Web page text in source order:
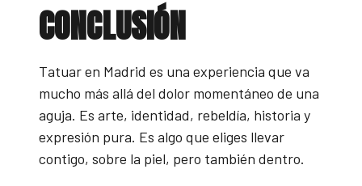
CONCLUSIÓN
Tatuar en Madrid es una experiencia que va
mucho más allá del dolor momentáneo de una
aguja. Es arte, identidad, rebeldía, historia y
expresión pura. Es algo que eliges llevar
contigo, sobre la piel, pero también dentro.